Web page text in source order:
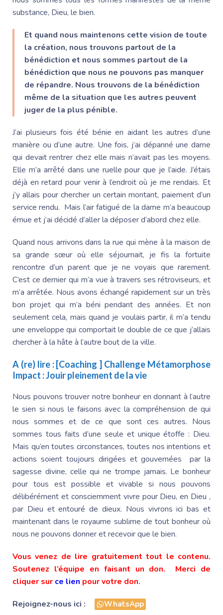
substance, Dieu, le bien.
Et quand nous maintenons cette vision de toute
la création, nous trouvons partout de la
bénédiction et nous sommes partout de la
bénédiction que nous ne pouvons pas manquer
de répandre. Nous trouvons de la bénédiction
même de la situation que les autres peuvent
juger de la plus pénible.
J’ai plusieurs fois été bénie en aidant les autres d’une
manière ou d’une autre. Une fois, j’ai dépanné une dame
qui devait rentrer chez elle mais n’avait pas les moyens.
Elle m’a arrêté dans une ruelle pour que je l’aide. J’étais
déjà en retard pour venir à l’endroit où je me rendais. Et
j’y allais pour chercher un certain montant, paiement d’un
service rendu. Mais l’air fatigué de la dame m’a beaucoup
émue et j’ai décidé d’aller la déposer d’abord chez elle.
Quand nous arrivons dans la rue qui mène à la maison de
sa grande sœur où elle séjournait, je fis la fortuite
rencontre d’un parent que je ne voyais que rarement.
C’est ce dernier qui m’a vue à travers ses rétroviseurs, et
m’a arrêtée. Nous avons échangé rapidement sur un très
bon projet qui m’a béni pendant des années. Et non
seulement cela, mais quand je voulais partir, il m’a tendu
une enveloppe qui comportait le double de ce que j’allais
chercher à la hâte à l’autre bout de la ville.
A (re) lire :[Coaching ] Challenge Métamorphose
Impact : Jouir pleinement de la vie
Nous pouvons trouver notre bonheur en donnant à l’autre
le sien si nous le faisons avec la compréhension de qui
nous sommes et de ce que sont ces autres. Nous
sommes tous faits d’une seule et unique étoffe : Dieu.
Mais qu’en toutes circonstances, toutes nos intentions et
actions soient toujours dirigées et gouvernées par la
sagesse divine, celle qui ne trompe jamais. Le bonheur
pour tous est possible et vivable si nous pouvons
délibérément et consciemment vivre pour Dieu, en Dieu ,
par Dieu et entouré de dieux. Nous vivrons ici bas et
maintenant dans le royaume sublime de tout bonheur où
nous ne pouvons donner et recevoir que le bien.
Vous venez de lire gratuitement tout le contenu.
Soutenez l’équipe en faisant un don. Merci de
cliquer sur ce lien pour votre don.
Rejoignez-nous ici :
WhatsApp